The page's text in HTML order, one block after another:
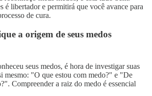
é libertador e permitirá que você avance para
de cura.
a origem de seus medos
seus medos, é hora de investigar suas
mesmo: "O que estou com medo?" e "De
Compreender a raiz do medo é essencial